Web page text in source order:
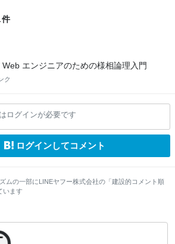
件
Web エンジニアのための様相論理入門
ク
ログインが必要です
ログインしてコメント
ムの一部にLINEヤフー株式会社の「建設的コメント順
います